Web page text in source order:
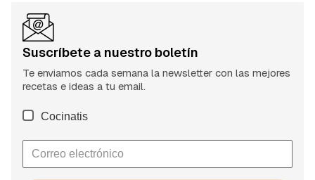
Suscríbete a nuestro boletín
Te enviamos cada semana la newsletter con las mejores
recetas e ideas a tu email.
Cocinatis